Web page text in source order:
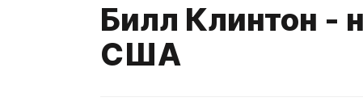
Билл Клинтон -
США